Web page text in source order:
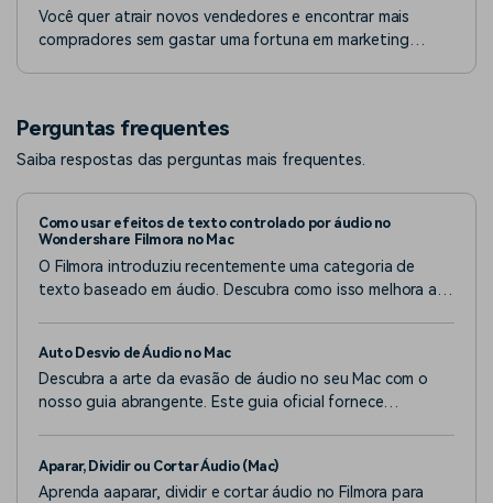
Você quer atrair novos vendedores e encontrar mais
compradores sem gastar uma fortuna em marketing
Perguntas frequentes
Saiba respostas das perguntas mais frequentes.
Como usar efeitos de texto controlado por áudio no
Wondershare Filmora no Mac
O Filmora introduziu recentemente uma categoria de
texto baseado em áudio. Descubra como isso melhora a
Auto Desvio de Áudio no Mac
Descubra a arte da evasão de áudio no seu Mac com o
nosso guia abrangente. Este guia oficial fornece
clareza do som.
Aparar, Dividir ou Cortar Áudio (Mac)
Aprenda aaparar, dividir e cortar áudio no Filmora para